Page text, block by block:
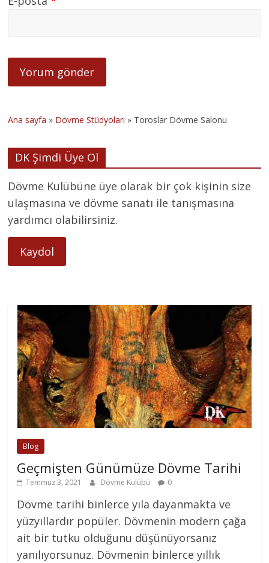
Ana sayfa » Dövme Stüdyoları » Toroslar Dövme Salonu
DK Şimdi Üye Ol
Dövme Kulübüne üye olarak bir çok kişinin size
ulaşmasına ve dövme sanatı ile tanışmasına
yardımcı olabilirsiniz.
Kaydol
Blog
Geçmişten Günümüze Dövme Tarihi
Temmuz 3, 2021 Dövme Kulübü 0
Dövme tarihi binlerce yıla dayanmakta ve
yüzyıllardır popüler. Dövmenin modern çağa
ait bir tutku olduğunu düşünüyorsanız
yanılıyorsunuz. Dövmenin binlerce yıllık